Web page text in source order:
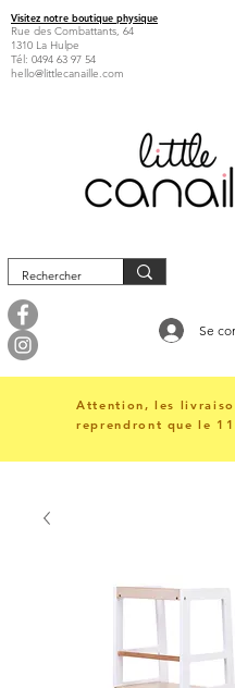
Visitez notre boutique physique
Rue des Combattants, 64
1310 La Hulpe
Tél: 0494 63 97 54
hello@littlecanaille.com
Se
Attention, les
reprendront que le